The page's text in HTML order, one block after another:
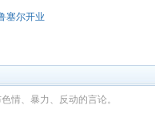
塞尔开业
情、暴力、反动的言论。